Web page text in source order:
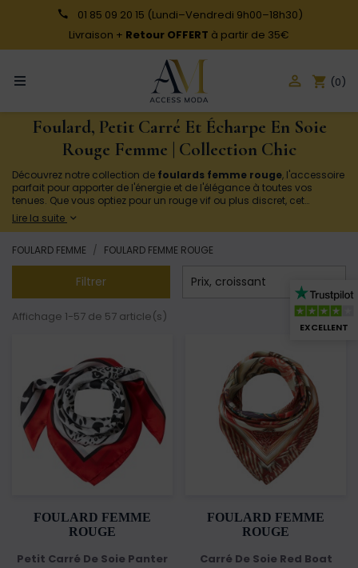
EXCELLENT
01 85 09 20 15 (Lundi–Vendredi 9h00–18h30)
Livraison + Retour OFFERT à partir de 35€
 shopping_cart (0)
Foulard, Petit Carré Et Écharpe En Soie
Rouge Femme | Collection Chic
Découvrez notre collection de foulards femme rouge, l'accessoire
parfait pour apporter de l'énergie et de l'élégance à toutes vos
tenues. Que vous optiez pour un rouge vif ou plus discret, cet
accessoire polyvalent s'adapte à toutes les occasions. Portez-le
autour du cou pour un look chic, en bandeau pour une touche rétro
trouvez lefoulard rougeidéal et illuminez votre style avec
confiance et féminité.
Lire la suite
FOULARD FEMME FOULARD FEMME ROUGE
Filtrer Prix, croissant
Affichage 1-57 de 57 article(s)
FOULARD FEMME
ROUGE
Petit Carré De Soie Panter
FOULARD FEMME
ROUGE
Carré De Soie Red Boat